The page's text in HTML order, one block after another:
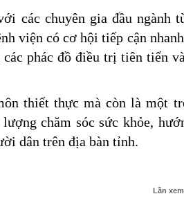
các chuyên gia đầu ngành
viện có cơ hội tiếp cận
phác đồ điều trị tiên tiến
thiết thực mà còn là một
chăm sóc sức khỏe,
dân trên địa bàn tỉnh.
Lần